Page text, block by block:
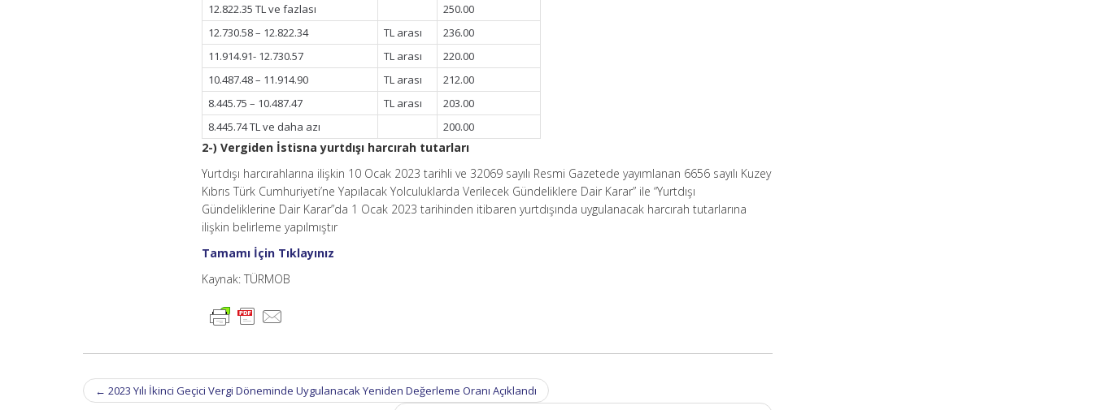
12.822.35 TL ve fazlası
250.00
12.730.58 – 12.822.34
TL arası
236.00
11.914.91- 12.730.57
TL arası
220.00
10.487.48 – 11.914.90
TL arası
212.00
8.445.75 – 10.487.47
TL arası
203.00
8.445.74 TL ve daha azı
200.00
2-) Vergiden İstisna yurtdışı harcırah tutarları
Yurtdışı harcırahlarına ilişkin 10 Ocak 2023 tarihli ve 32069 sayılı Resmi Gazetede yayımlanan 6656 sayılı Kuzey
Kıbrıs Türk Cumhuriyeti’ne Yapılacak Yolculuklarda Verilecek Gündeliklere Dair Karar” ile “Yurtdışı
Gündeliklerine Dair Karar”da 1 Ocak 2023 tarihinden itibaren yurtdışında uygulanacak harcırah tutarlarına
ilişkin belirleme yapılmıştır
Tamamı İçin Tıklayınız
Kaynak: TÜRMOB
Post
navigation
← 2023 Yılı İkinci Geçici Vergi Döneminde Uygulanacak Yeniden Değerleme Oranı Açıklandı